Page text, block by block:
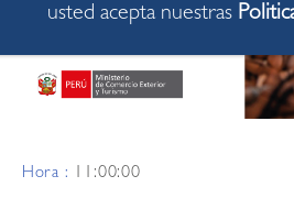
Hora : 11:00:00
usted acepta nuestras